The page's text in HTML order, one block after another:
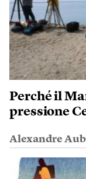
Perché il
pressione
Alexandre